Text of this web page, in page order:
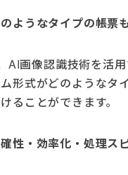
のようなタイプの帳票
AI画像認識技術を活
形式がどのようなタ
ることができます。
確性・効率化・処理ス